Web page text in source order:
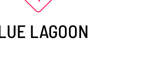
LAGOON